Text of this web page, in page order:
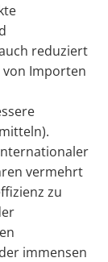
reduziert
von Importen
vermehrt
zu
immensen